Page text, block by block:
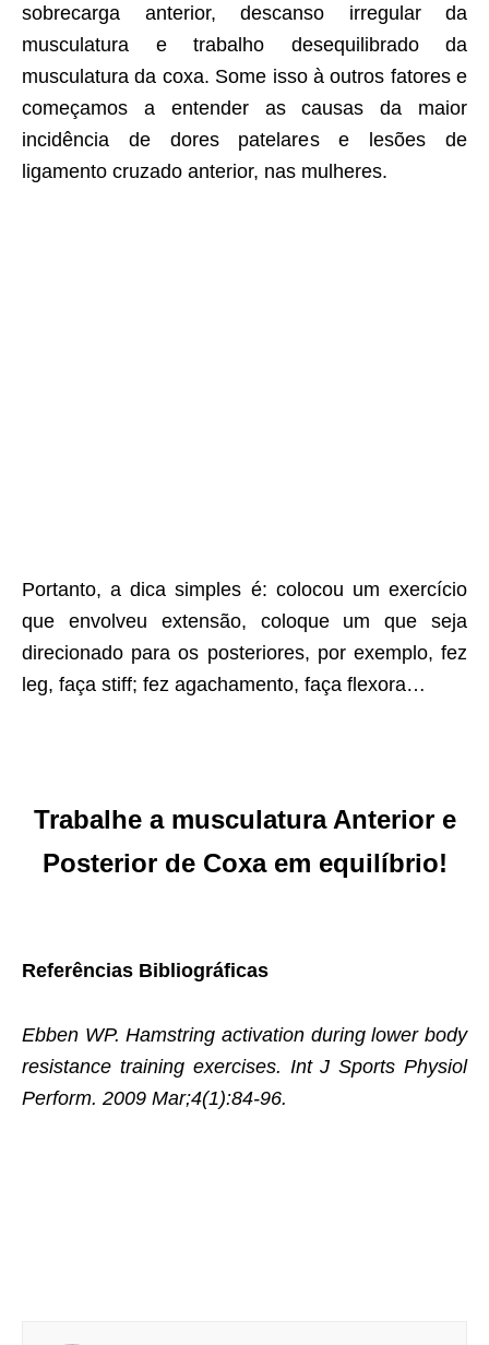
sobrecarga anterior, descanso irregular da
musculatura e trabalho desequilibrado da
musculatura da coxa. Some isso à outros fatores e
começamos a entender as causas da maior
incidência de dores patelares e lesões de
ligamento cruzado anterior, nas mulheres.
Portanto, a dica simples é: colocou um exercício
que envolveu extensão, coloque um que seja
direcionado para os posteriores, por exemplo, fez
leg, faça stiff; fez agachamento, faça flexora…
Trabalhe a musculatura Anterior e
Posterior de Coxa em equilíbrio!
Referências Bibliográficas
Ebben WP. Hamstring activation during lower body
resistance training exercises. Int J Sports Physiol
Perform. 2009 Mar;4(1):84-96.